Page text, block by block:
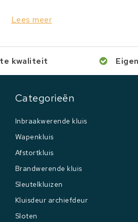
Lees meer
kwaliteit
Categorieën
Inbraakwerende kluis
Wapenkluis
Afstortkluis
Brandwerende kluis
Sleutelkluizen
Kluisdeur archiefdeur
Sloten